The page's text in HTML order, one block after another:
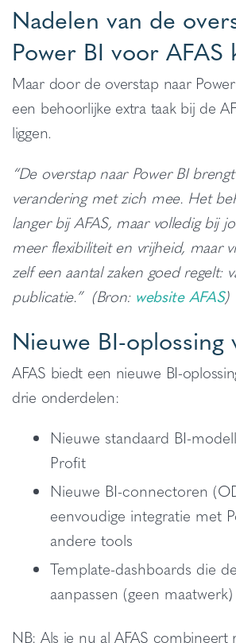
Nadelen van de
Power BI voor AFAS
Maar door de overstap naar
een behoorlijke extra taak bij de
liggen.
“De overstap naar Power BI
verandering met zich mee. Het
langer bij AFAS, maar volledig bij
meer flexibiliteit en vrijheid, maar
zelf een aantal zaken goed regelt:
publicatie.” (Bron: website AFAS)
Nieuwe BI-oplossing
AFAS biedt een nieuwe BI-
drie onderdelen:
Nieuwe standaard BI-
Profit
Nieuwe BI-connectoren
eenvoudige integratie met
andere tools
Template-dashboards die
aanpassen (geen maatwerk)
NB: Als je nu al AFAS combineert